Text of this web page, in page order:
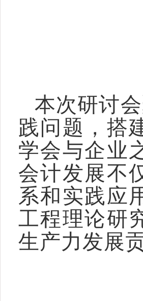
本次研讨
践问题，搭
学会与企业
会计发展不
系和实践应
工程理论研
生产力发展